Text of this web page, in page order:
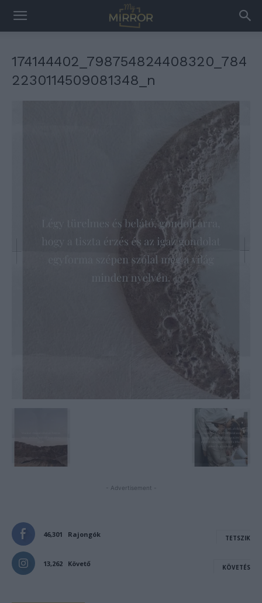
174144402_798754824408320_784
2230114509081348_n
- Advertisement -
46,301 Rajongók TETSZIK
13,262 Követő KÖVETÉS